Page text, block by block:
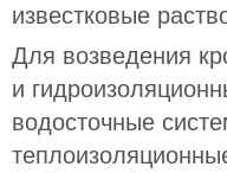
известковые
Для возведения
и
водосточные